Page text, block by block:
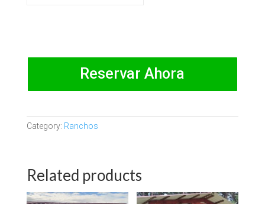
Reservar Ahora
Category: Ranchos
Related products